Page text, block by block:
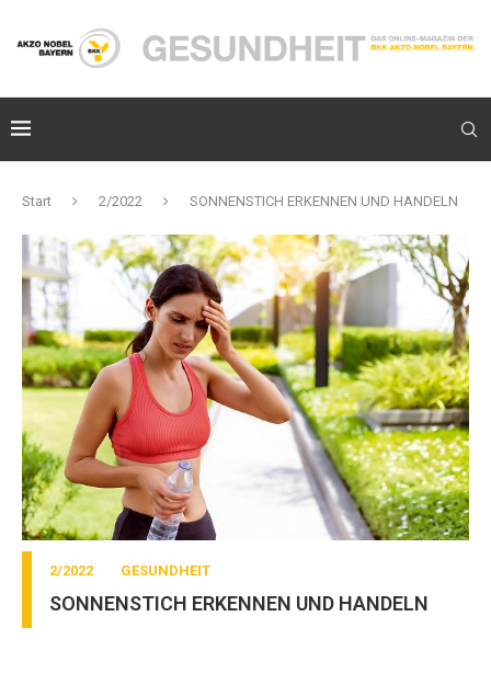
Start 2/2022 SONNENSTICH ERKENNEN UND HANDELN
2/2022 GESUNDHEIT
SONNENSTICH ERKENNEN UND HANDELN